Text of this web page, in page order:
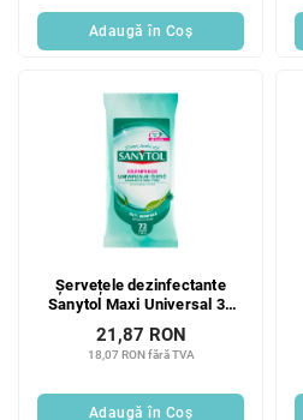
Adaugă în Coş
Șervețele dezinfectante
Sanytol Maxi Universal 36
buc
18,07 RON fără TVA
21,87 RON
Adaugă în Coş